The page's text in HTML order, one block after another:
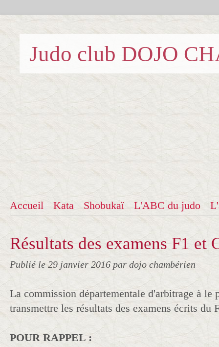
Judo club DOJO
Accueil Kata Shobukaï L'ABC du judo
Résultats des examens F1 et
Publié le 29 janvier 2016 par dojo chambérien
La commission départementale d'arbitrage à le
transmettre les résultats des examens écrits du
POUR RAPPEL :